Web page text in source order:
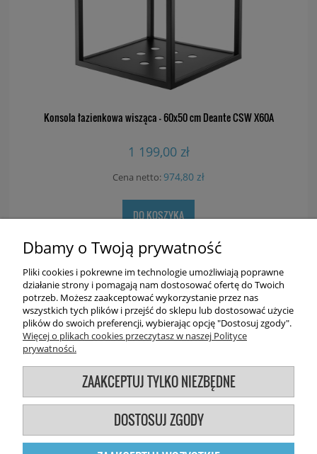
Konsola łazienkowa wisząca - 60x50 cm Deante CSW X60A
1 199,00 zł
Cena netto: 974,80 zł
DO KOSZYKA
« 1 2
cookies. Szczegółowe informacje w regulaminie.
POKAŻ PEŁNĄ WERSJĘ STRONY
Dbamy o Twoją prywatność
Pliki cookies i pokrewne im technologie umożliwiają poprawne
działanie strony i pomagają nam dostosować ofertę do Twoich
potrzeb. Możesz zaakceptować wykorzystanie przez nas
wszystkich tych plików i przejść do sklepu lub dostosować użycie
plików do swoich preferencji, wybierając opcję "Dostosuj zgody".
Więcej o plikach cookies przeczytasz w naszej Polityce
prywatności.
ZAAKCEPTUJ TYLKO NIEZBĘDNE
DOSTOSUJ ZGODY